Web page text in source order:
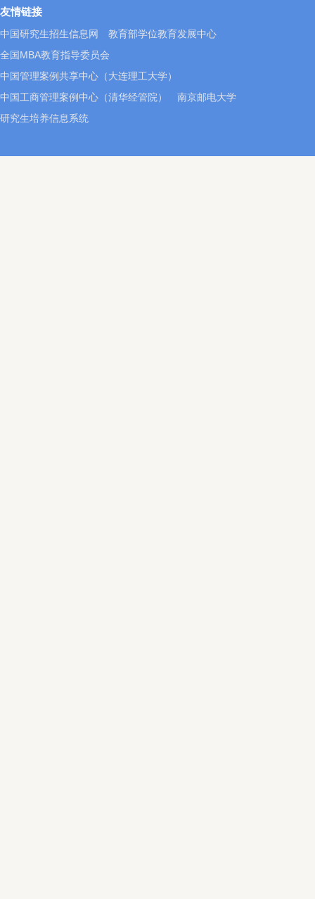
友情链接
中国研究生招生信息网
教育部学位教育发展中心
全国MBA教育指导委员会
中国管理案例共享中心（大连理工大学）
中国工商管理案例中心（清华经管院）
南京邮电大学
研究生培养信息系统